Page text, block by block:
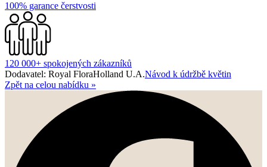
100% garance čerstvosti
120 000+ spokojených zákazníků
Dodavatel: Royal FloraHolland U.A.Návod k údržbě květin
Zpět na celou nabídku »